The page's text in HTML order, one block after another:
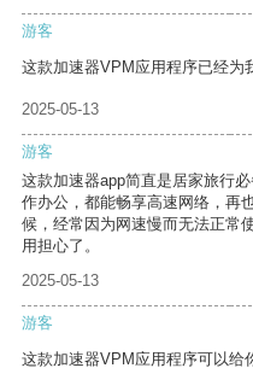
游客
这款加速器VPM应用程序已经为
2025-05-13
游客
这款加速器app简直是居家旅行
作办公，都能畅享高速网络，再
候，经常因为网速慢而无法正常
用担心了。
2025-05-13
游客
这款加速器VPM应用程序可以给